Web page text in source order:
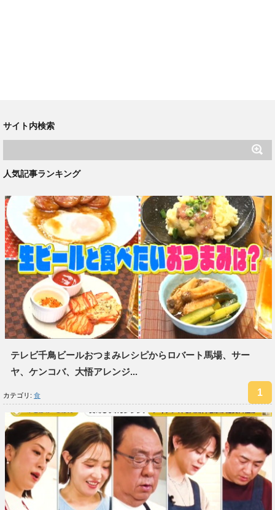
サイト内検索
人気記事ランキング
テレビ千鳥ビールおつまみレシピからロバート馬場、サー
ヤ、ケンコバ、大悟アレンジ...
カテゴリ: 食